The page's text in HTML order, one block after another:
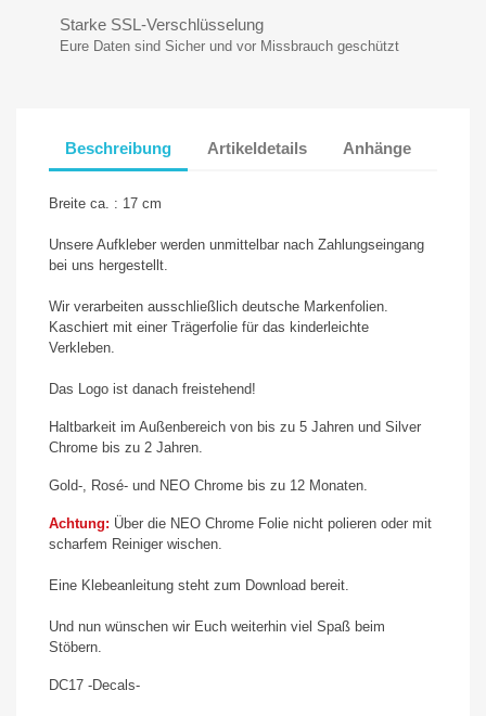
Starke SSL-Verschlüsselung
Eure Daten sind Sicher und vor Missbrauch geschützt
Beschreibung Artikeldetails Anhänge
Breite ca. : 17 cm
Unsere Aufkleber werden unmittelbar nach Zahlungseingang
bei uns hergestellt.
Wir verarbeiten ausschließlich deutsche Markenfolien.
Kaschiert mit einer Trägerfolie für das kinderleichte
Verkleben.
Das Logo ist danach freistehend!
Haltbarkeit im Außenbereich von bis zu 5 Jahren und Silver
Chrome bis zu 2 Jahren.
Gold-, Rosé- und NEO Chrome bis zu 12 Monaten.
Achtung: Über die NEO Chrome Folie nicht polieren oder mit
scharfem Reiniger wischen.
Eine Klebeanleitung steht zum Download bereit.
Und nun wünschen wir Euch weiterhin viel Spaß beim
Stöbern.
DC17 -Decals-